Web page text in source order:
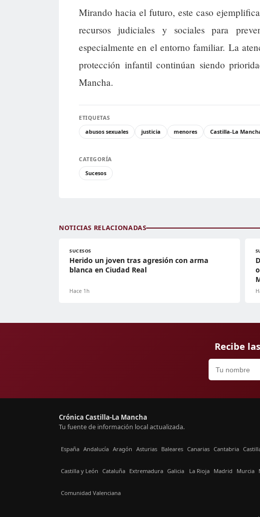
Mirando hacia el futuro, este caso
recursos judiciales y sociales para
especialmente en el entorno familiar. La
protección infantil continúan siendo
Mancha.
ETIQUETAS
abusos sexuales
justicia menores Castilla-La
CATEGORÍA
Sucesos
NOTICIAS RELACIONADAS
SUCESOS
Herido un joven tras agresión con arma
blanca en Ciudad Real
Hace 1h
Recibe
Crónica Castilla-La Mancha
Tu fuente de información local actualizada.
España Andalucía Aragón Asturias Baleares Canarias Cantabria
Castilla y León Cataluña Extremadura Galicia La Rioja Madrid Murcia
Comunidad Valenciana